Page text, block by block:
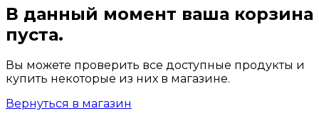
В данный момент ваша корзина
пуста.
Вы можете проверить все доступные продукты и
купить некоторые из них в магазине.
Вернуться в магазин